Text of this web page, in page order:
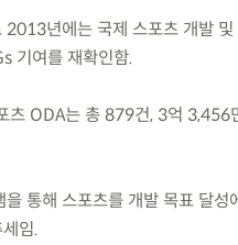
년에는 국제 스포츠 개발
기여를 재확인함.
ODA는 총 879건, 3억 3,456
통해 스포츠를 개발 목표 달성
임.